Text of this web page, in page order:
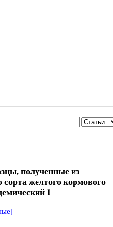
полученные из
сорта желтого кормового
1